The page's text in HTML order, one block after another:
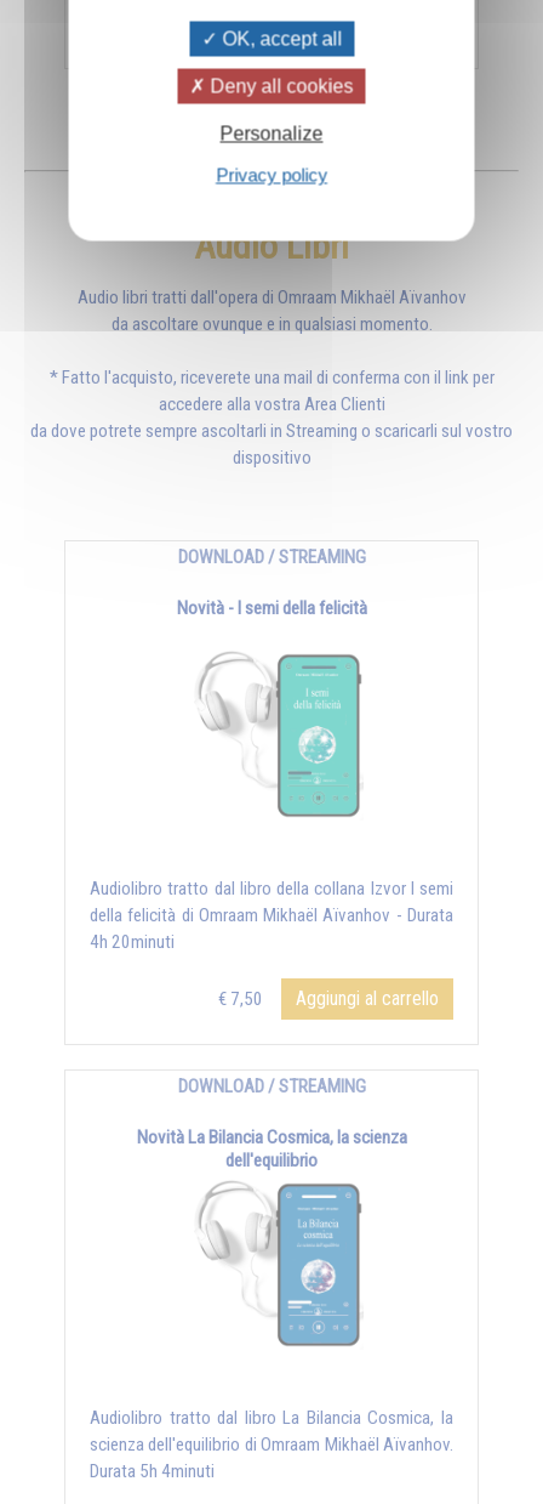
€ 19,00€ 18,05 Aggiungi al carrello
Audio Libri
Audio libri tratti dall'opera di Omraam Mikhaël Aïvanhov
da ascoltare ovunque e in qualsiasi momento.
* Fatto l'acquisto, riceverete una mail di conferma con il link per
accedere alla vostra Area Clienti
da dove potrete sempre ascoltarli in Streaming o scaricarli sul vostro
dispositivo
DOWNLOAD / STREAMING
Novità - I semi della felicità
Audiolibro tratto dal libro della collana Izvor I semi
della felicità di Omraam Mikhaël Aïvanhov - Durata
4h 20minuti
€ 7,50 Aggiungi al carrello
DOWNLOAD / STREAMING
Novità La Bilancia Cosmica, la scienza
dell'equilibrio
Audiolibro tratto dal libro La Bilancia Cosmica, la
scienza dell'equilibrio di Omraam Mikhaël Aïvanhov.
Durata 5h 4minuti
OK, accept all
Deny all cookies
Personalize
Privacy policy